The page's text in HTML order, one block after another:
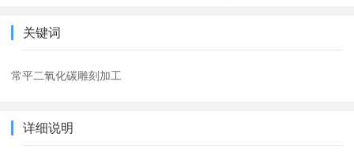
关键词
常平二氧化碳雕刻加工
详细说明